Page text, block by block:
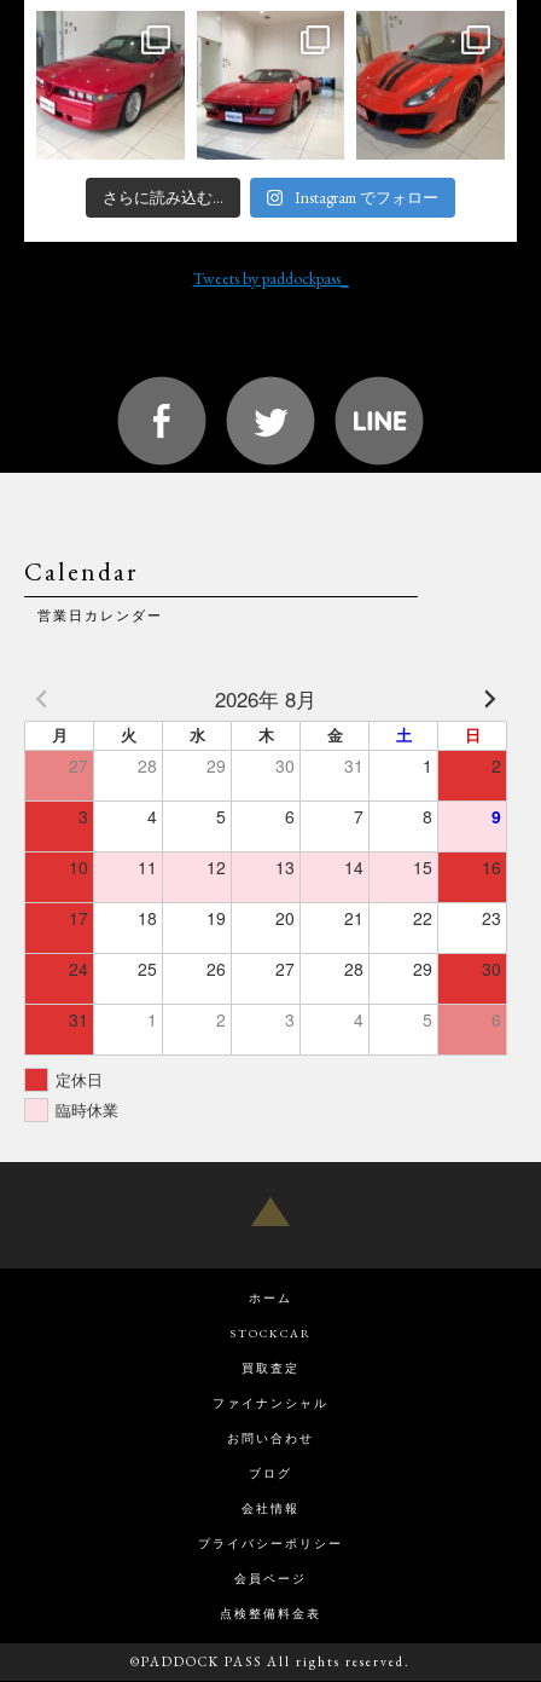
さらに読み込む... Instagram でフォロー
Tweets by paddockpass_
Calendar
営業日カレンダー
2026年 8月
月 火 水 木 金 土 日
27 28 29 30 31 1 2
3 4 5 6 7 8 9
10 11 12 13 14 15 16
17 18 19 20 21 22 23
24 25 26 27 28 29 30
31 1 2 3 4 5 6
定休日
臨時休業
ホーム
STOCKCAR
買取査定
ファイナンシャル
お問い合わせ
ブログ
会社情報
プライバシーポリシー
会員ページ
点検整備料金表
©PADDOCK PASS All rights reserved.